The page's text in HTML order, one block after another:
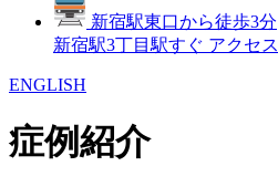
新宿駅東口から徒歩3分
新宿駅3丁目駅すぐ アクセス
ENGLISH
症例紹介